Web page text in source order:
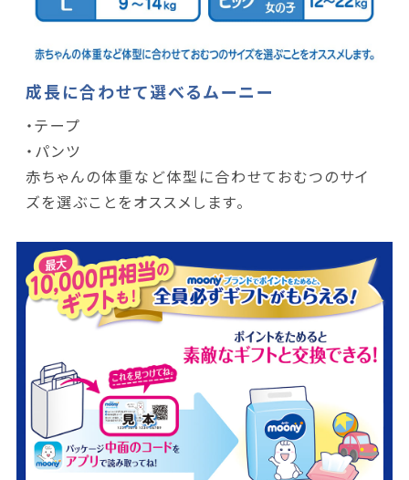
成長に合わせて選べるムーニー
・テープ
・パンツ
赤ちゃんの体重など体型に合わせておむつのサイ
ズを選ぶことをオススメします。